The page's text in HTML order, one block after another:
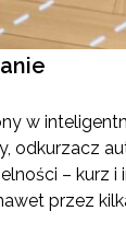
w
odkurzacz
– kurz
przez